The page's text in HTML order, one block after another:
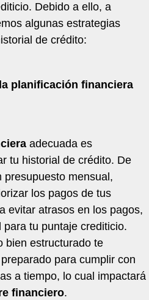
Debido a ello, a
algunas estrategias
de crédito:
planificación financiera
adecuada es
tu historial de crédito. De
presupuesto mensual,
los pagos de tus
evitar atrasos en los pagos,
para tu puntaje crediticio.
bien estructurado te
para cumplir con
a tiempo, lo cual impactará
financiero.